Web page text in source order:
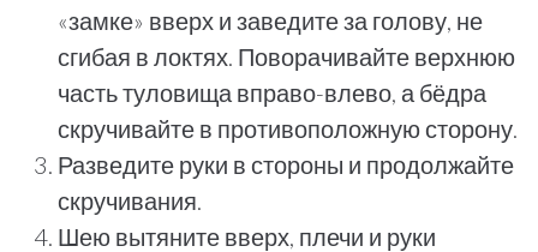
«замке» вверх и заведите за голову, не
сгибая в локтях. Поворачивайте верхнюю
часть туловища вправо-влево, а бёдра
скручивайте в противоположную сторону.
Разведите руки в стороны и продолжайте
скручивания.
Шею вытяните вверх, плечи и руки